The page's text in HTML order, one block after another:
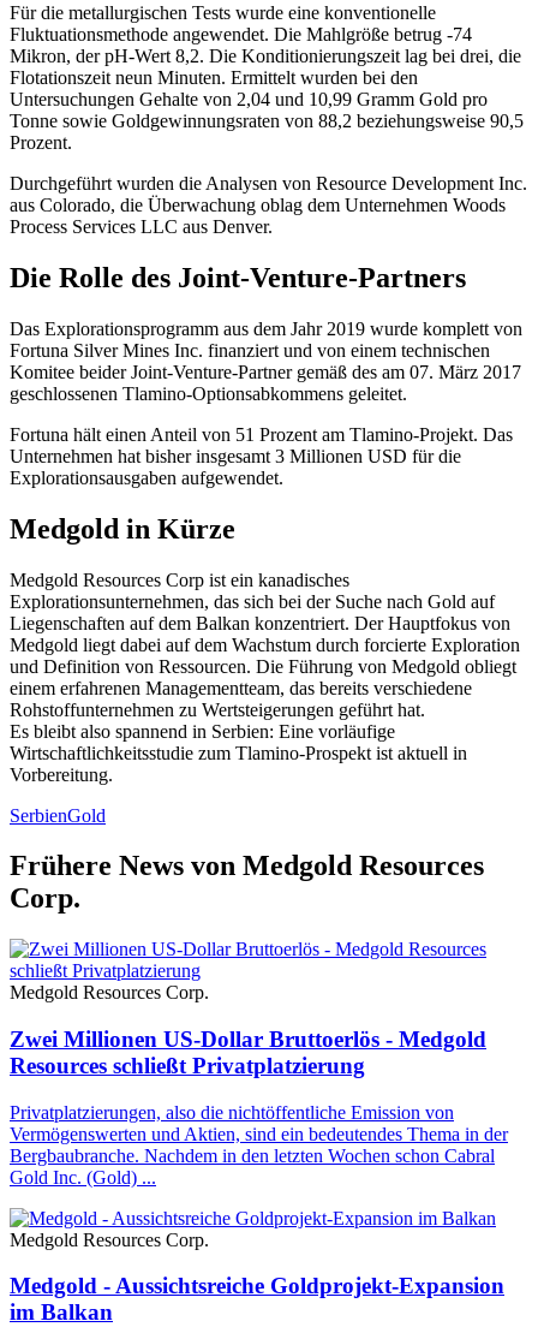
Für die metallurgischen Tests wurde eine konventionelle
Fluktuationsmethode angewendet. Die Mahlgröße betrug -74
Mikron, der pH-Wert 8,2. Die Konditionierungszeit lag bei drei, die
Flotationszeit neun Minuten. Ermittelt wurden bei den
Untersuchungen Gehalte von 2,04 und 10,99 Gramm Gold pro
Tonne sowie Goldgewinnungsraten von 88,2 beziehungsweise 90,5
Prozent.
Durchgeführt wurden die Analysen von Resource Development Inc.
aus Colorado, die Überwachung oblag dem Unternehmen Woods
Process Services LLC aus Denver.
Die Rolle des Joint-Venture-Partners
Das Explorationsprogramm aus dem Jahr 2019 wurde komplett von
Fortuna Silver Mines Inc. finanziert und von einem technischen
Komitee beider Joint-Venture-Partner gemäß des am 07. März 2017
geschlossenen Tlamino-Optionsabkommens geleitet.
Fortuna hält einen Anteil von 51 Prozent am Tlamino-Projekt. Das
Unternehmen hat bisher insgesamt 3 Millionen USD für die
Explorationsausgaben aufgewendet.
Medgold in Kürze
Medgold Resources Corp ist ein kanadisches
Explorationsunternehmen, das sich bei der Suche nach Gold auf
Liegenschaften auf dem Balkan konzentriert. Der Hauptfokus von
Medgold liegt dabei auf dem Wachstum durch forcierte Exploration
und Definition von Ressourcen. Die Führung von Medgold obliegt
einem erfahrenen Managementteam, das bereits verschiedene
Rohstoffunternehmen zu Wertsteigerungen geführt hat.
Es bleibt also spannend in Serbien: Eine vorläufige
Wirtschaftlichkeitsstudie zum Tlamino-Prospekt ist aktuell in
Vorbereitung.
SerbienGold
Frühere News von Medgold Resources
Corp.
Medgold Resources Corp.
Zwei Millionen US-Dollar Bruttoerlös - Medgold
Resources schließt Privatplatzierung
Privatplatzierungen, also die nichtöffentliche Emission von
Vermögenswerten und Aktien, sind ein bedeutendes Thema in der
Bergbaubranche. Nachdem in den letzten Wochen schon Cabral
Gold Inc. (Gold) ...
Medgold Resources Corp.
Medgold - Aussichtsreiche Goldprojekt-Expansion
im Balkan